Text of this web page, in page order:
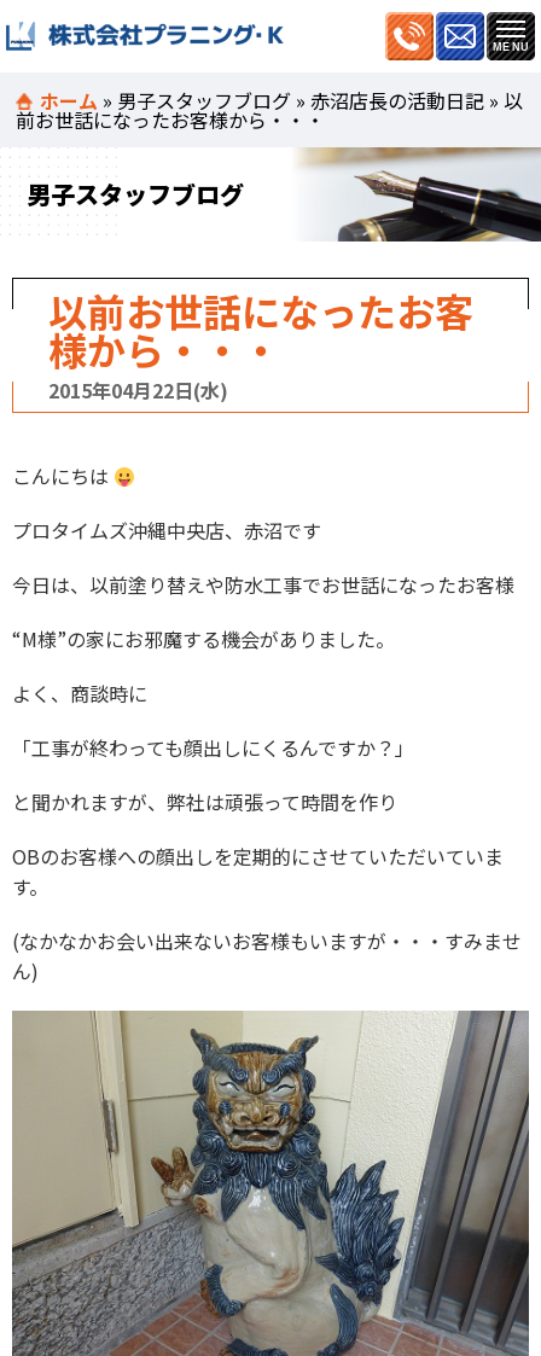
ホーム » 男子スタッフブログ »赤沼店長の活動日記 » 以
前お世話になったお客様から・・・
男子スタッフブログ
以前お世話になったお客
様から・・・
2015年04月22日(水)
こんにちは
プロタイムズ沖縄中央店、赤沼です
今日は、以前塗り替えや防水工事でお世話になったお客様
“M様”の家にお邪魔する機会がありました。
よく、商談時に
「工事が終わっても顔出しにくるんですか？」
と聞かれますが、弊社は頑張って時間を作り
OBのお客様への顔出しを定期的にさせていただいていま
す。
(なかなかお会い出来ないお客様もいますが・・・すみませ
ん)